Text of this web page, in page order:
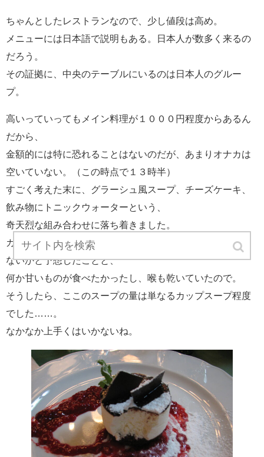
ちゃんとしたレストランなので、少し値段は高め。
メニューには日本語で説明もある。日本人が数多く来るの
だろう。
その証拠に、中央のテーブルにいるのは日本人のグルー
プ。
高いっていってもメイン料理が１０００円程度からあるん
だから、
金額的には特に恐れることはないのだが、あまりオナカは
空いていない。（この時点で１３時半）
すごく考えた末に、グラーシュ風スープ、チーズケーキ、
飲み物にトニックウォーターという、
奇天烈な組み合わせに落ち着きました。
カフェ・スラーヴィアの経験から、スープが大量なのじゃ
ないかと予想したことと、
何か甘いものが食べたかったし、喉も乾いていたので。
そうしたら、ここのスープの量は単なるカップスープ程度
でした……。
なかなか上手くはいかないね。